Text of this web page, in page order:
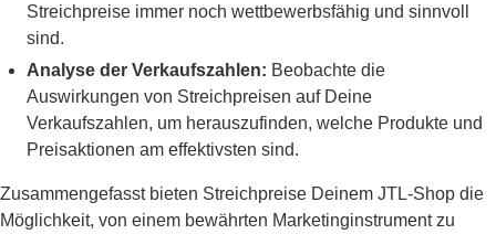
Streichpreise immer noch wettbewerbsfähig und sinnvoll
sind.
Analyse der Verkaufszahlen: Beobachte die
Auswirkungen von Streichpreisen auf Deine
Verkaufszahlen, um herauszufinden, welche Produkte und
Preisaktionen am effektivsten sind.
Zusammengefasst bieten Streichpreise Deinem JTL-Shop die
Möglichkeit, von einem bewährten Marketinginstrument zu